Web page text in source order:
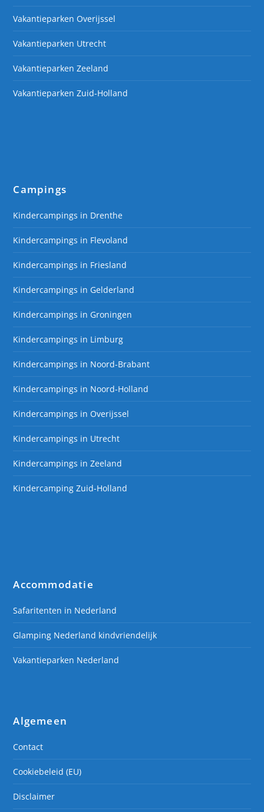
Vakantieparken Overijssel
Vakantieparken Utrecht
Vakantieparken Zeeland
Vakantieparken Zuid-Holland
Campings
Kindercampings in Drenthe
Kindercampings in Flevoland
Kindercampings in Friesland
Kindercampings in Gelderland
Kindercampings in Groningen
Kindercampings in Limburg
Kindercampings in Noord-Brabant
Kindercampings in Noord-Holland
Kindercampings in Overijssel
Kindercampings in Utrecht
Kindercampings in Zeeland
Kindercamping Zuid-Holland
Accommodatie
Safaritenten in Nederland
Glamping Nederland kindvriendelijk
Vakantieparken Nederland
Algemeen
Contact
Cookiebeleid (EU)
Disclaimer